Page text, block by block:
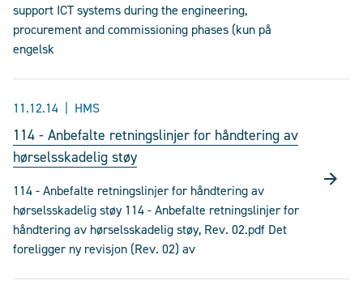
support ICT systems during the engineering,
procurement and commissioning phases (kun på
engelsk
11.12.14 HMS
114 - Anbefalte retningslinjer for håndtering av
hørselsskadelig støy
114 - Anbefalte retningslinjer for håndtering av
hørselsskadelig støy 114 - Anbefalte retningslinjer for
håndtering av hørselsskadelig støy, Rev. 02.pdf Det
foreligger ny revisjon (Rev. 02) av